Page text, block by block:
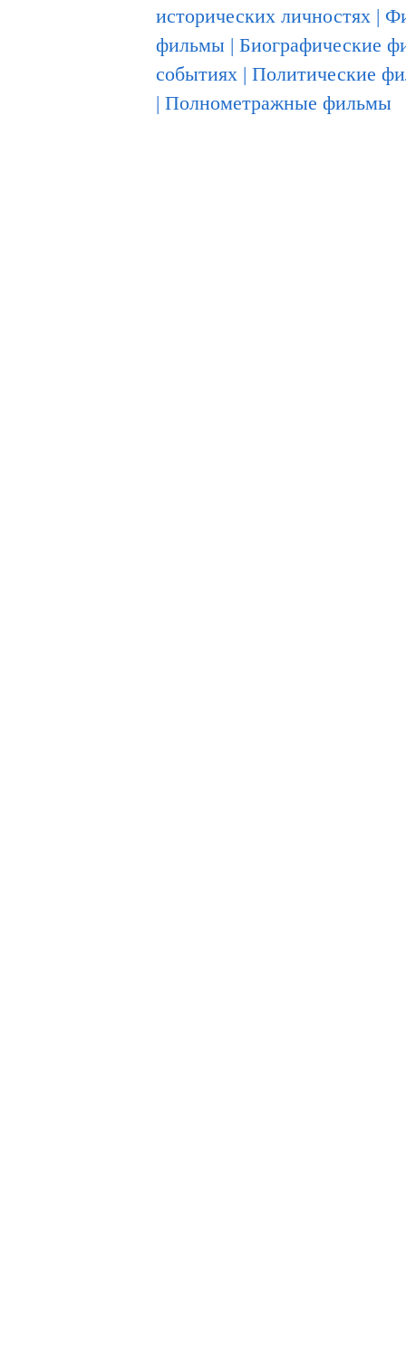
исторических личностях |
фильмы | Биографические
событиях | Политические
| Полнометражные фильмы